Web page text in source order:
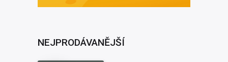
NEJPRODÁVANĚJŠÍ